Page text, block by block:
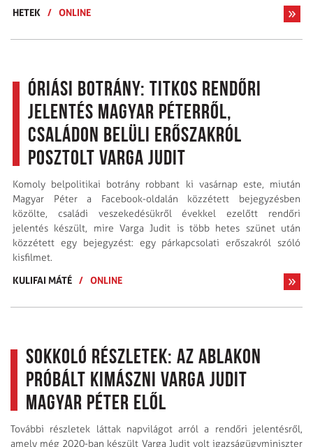
HETEK / ONLINE
Óriási botrány: titkos rendőri
jelentés Magyar Péterről,
családon belüli erőszakról
posztolt Varga Judit
Komoly belpolitikai botrány robbant ki vasárnap este, miután
Magyar Péter a Facebook-oldalán közzétett bejegyzésben
közölte, családi veszekedésükről évekkel ezelőtt rendőri
jelentés készült, mire Varga Judit is több hetes szünet után
közzétett egy bejegyzést: egy párkapcsolati erőszakról szóló
kisfilmet.
KULIFAI MÁTÉ / ONLINE
Sokkoló részletek: az ablakon
próbált kimászni Varga Judit
Magyar Péter elől
További részletek láttak napvilágot arról a rendőri jelentésről,
amely még 2020-ban készült Varga Judit volt igazságügyminiszter